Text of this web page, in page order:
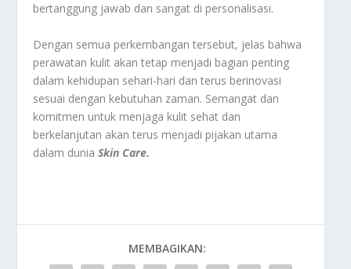
bertanggung jawab dan sangat di personalisasi.
Dengan semua perkembangan tersebut, jelas bahwa
perawatan kulit akan tetap menjadi bagian penting
dalam kehidupan sehari-hari dan terus berinovasi
sesuai dengan kebutuhan zaman. Semangat dan
komitmen untuk menjaga kulit sehat dan
berkelanjutan akan terus menjadi pijakan utama
dalam duniaSkin Care.
MEMBAGIKAN: